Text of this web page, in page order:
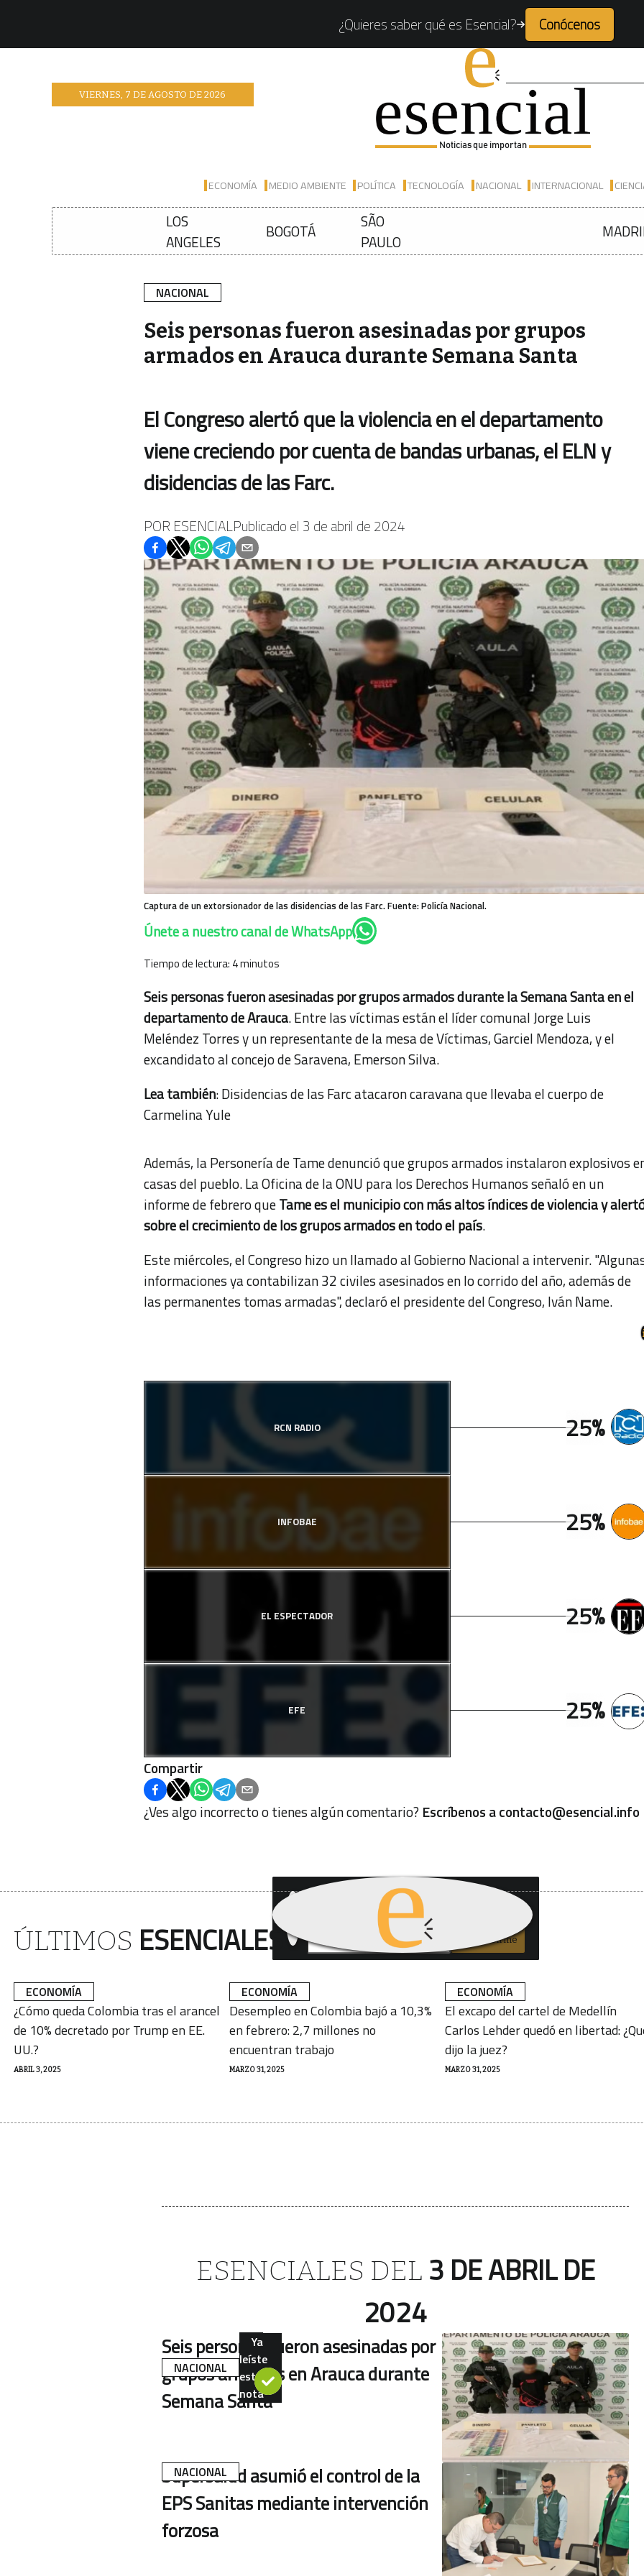
¿Quieres saber qué es Esencial? Conócenos
Noticias que importan
ECONOMÍA MEDIO AMBIENTE POLÍTICA TECNOLOGÍA NACIONAL INTERNACIONAL
VIERNES, 7 DEAGOSTO DE2026
LOS
ANGELES
BOGOTÁ
SÃO
PAULO
NACIONAL
Seis personas fueron asesinadas por grupos
armados en Arauca durante Semana Santa
El Congreso alertó que la violencia en el departamento
viene creciendo por cuenta de bandas urbanas, el ELN y
disidencias de las Farc.
POR ESENCIALPublicado el 3 de abril de 2024
Captura de un extorsionador de las disidencias de las Farc. Fuente: Policía Nacional.
Únete a nuestro canal de WhatsApp
Tiempo de lectura: 4minutos
Seis personas fueron asesinadas por grupos armados durante la Semana Santa en el
departamento de Arauca. Entre las víctimas están el líder comunal Jorge Luis
Meléndez Torres y un representante de la mesa de Víctimas, Garciel Mendoza, y el
excandidato al concejo de Saravena, Emerson Silva.
Lea también:Disidencias de las Farc atacaron caravana que llevaba el cuerpo de
Carmelina Yule
Además, la Personería de Tame denunció que grupos armados instalaron explosivos
casas del pueblo. La Oficina de la ONU para los Derechos Humanos señaló en un
informe de febrero queTame es el municipio con más altos índices de violencia y
sobre el crecimiento de los grupos armados en todo el país.
Este miércoles, el Congreso hizo un llamado al Gobierno Nacional a intervenir.
informaciones ya contabilizan 32 civiles asesinados en lo corrido del año, además de
las permanentes tomas armadas", declaró el presidente del Congreso, Iván Name.
RCN RADIO
INFOBAE
EL ESPECTADOR
EFE
25%
25%
25%
25%
Compartir
¿Ves algo incorrecto o tienes algún comentario? Escríbenos acontacto@esencial.info
¿Quieres recibir nuestro
boletín de información?
Subscribirme
ESENCIALES DEL 3 DE ABRIL DE
2024
NACIONAL
Ya
leíste
esta
nota
Seis personas fueron asesinadas por
grupos armados en Arauca durante
Semana Santa
NACIONAL
Supersalud asumió el control de la
EPS Sanitas mediante intervención
forzosa
ÚLTIMOS ESENCIALES
ECONOMÍA
ABRIL 3, 2025
¿Cómo queda Colombia tras el arancel
de 10% decretado por Trump en EE.
UU.?
ECONOMÍA
MARZO 31, 2025
Desempleo en Colombia bajó a 10,3%
en febrero: 2,7 millones no
encuentran trabajo
ECONOMÍA
MARZO 31, 2025
El excapo del cartel de Medellín
Carlos Lehder quedó en libertad:
dijo la juez?